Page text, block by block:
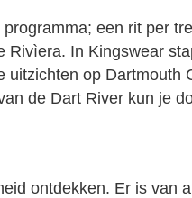
een rit per
In Kingswear
op
de Dart River kun je
ontdekken. Er is